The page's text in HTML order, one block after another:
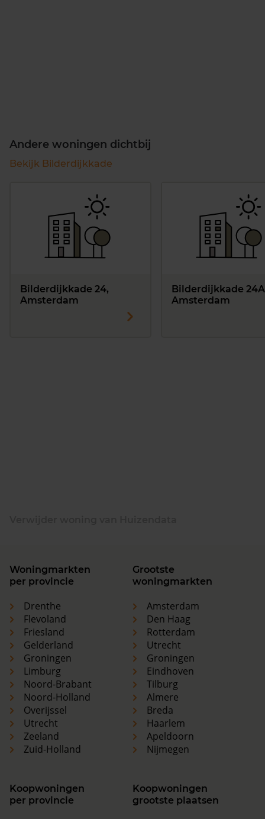
Andere woningen dichtbij
Bekijk Bilderdijkkade
Bilderdijkkade 24,
Amsterdam
Bilderdijkkade
Amsterdam
Woningmarkten
per provincie
Drenthe
Flevoland
Friesland
Gelderland
Groningen
Limburg
Noord-Brabant
Noord-Holland
Overijssel
Utrecht
Zeeland
Zuid-Holland
Grootste
woningmarkten
Amsterdam
Den Haag
Rotterdam
Utrecht
Groningen
Eindhoven
Tilburg
Almere
Breda
Haarlem
Apeldoorn
Nijmegen
Koopwoningen
per provincie
Koopwoningen
grootste plaatsen